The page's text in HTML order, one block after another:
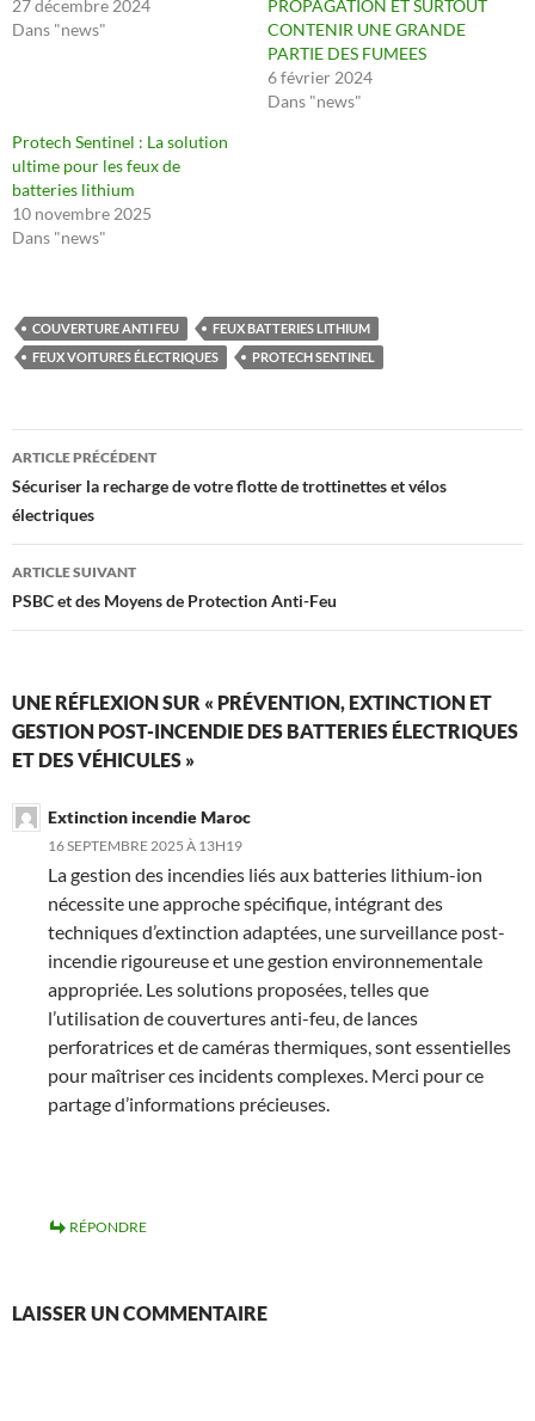
27 décembre 2024
Dans "news"
PROPAGATION ET SURTOUT
CONTENIR UNE GRANDE
PARTIE DES FUMEES
6 février 2024
Dans "news"
Protech Sentinel : La solution
ultime pour les feux de
batteries lithium
10 novembre 2025
Dans "news"
COUVERTURE ANTI FEU
FEUX BATTERIES LITHIUM
FEUX VOITURES ÉLECTRIQUES
PROTECH SENTINEL
Navigation
des
articles
ARTICLE PRÉCÉDENT
Sécuriser la recharge de votre flotte de trottinettes et vélos
électriques
ARTICLE SUIVANT
PSBC et des Moyens de Protection Anti-Feu
UNE RÉFLEXION SUR « PRÉVENTION, EXTINCTION ET
GESTION POST-INCENDIE DES BATTERIES ÉLECTRIQUES
ET DES VÉHICULES »
Extinction incendie Maroc
16 SEPTEMBRE 2025 À 13H19
La gestion des incendies liés aux batteries lithium-ion
nécessite une approche spécifique, intégrant des
techniques d’extinction adaptées, une surveillance post-
incendie rigoureuse et une gestion environnementale
appropriée. Les solutions proposées, telles que
l’utilisation de couvertures anti-feu, de lances
perforatrices et de caméras thermiques, sont essentielles
pour maîtriser ces incidents complexes. Merci pour ce
partage d’informations précieuses.
RÉPONDRE
LAISSER UN COMMENTAIRE